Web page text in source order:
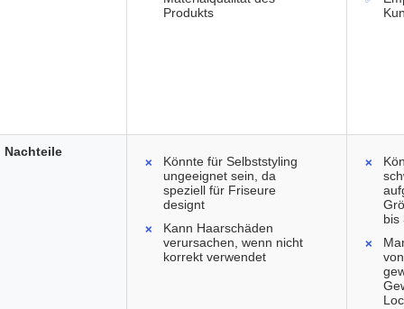
Produkts
Könnte für Selbststyling
ungeeignet sein, da
speziell für Friseure
designt
Kann Haarschäden
verursachen, wenn nicht
korrekt verwendet
bis
Nachteile